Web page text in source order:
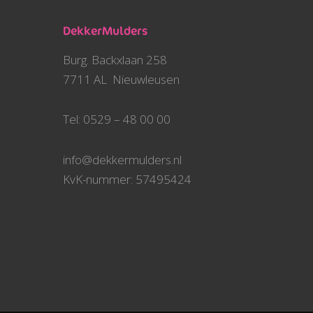
DekkerMulders
Burg. Backxlaan 258
7711 AL Nieuwleusen
Tel: 0529 – 48 00 00
info@dekkermulders.nl
KvK-nummer: 57495424